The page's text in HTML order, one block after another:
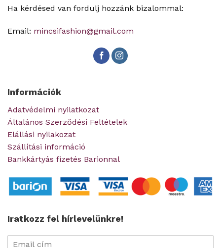
Ha kérdésed van fordulj hozzánk bizalommal:
Email: mincsifashion@gmail.com
Információk
Adatvédelmi nyilatkozat
Általános Szerződési Feltételek
Elállási nyilakozat
Szállítási információ
Bankkártyás fizetés Barionnal
Iratkozz fel hírlevelünkre!